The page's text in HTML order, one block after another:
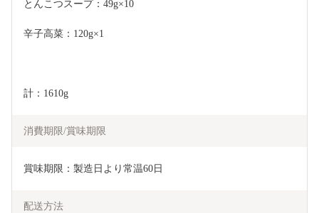
とんこつスープ：49g×10
辛子高菜：120g×1
計：1610g
消費期限/賞味期限
賞味期限：製造日より常温60日
配送方法